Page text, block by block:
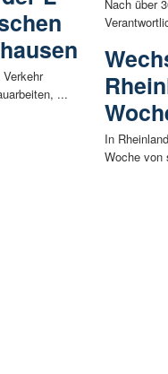
...
Nach über
In
Woche von